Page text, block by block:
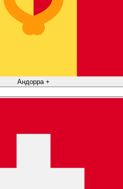
Андорра +